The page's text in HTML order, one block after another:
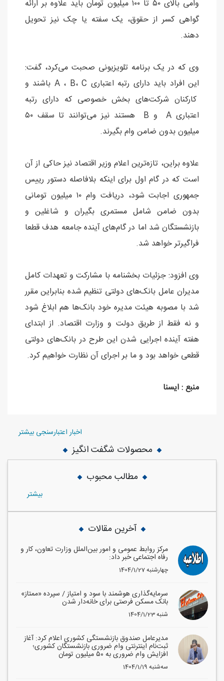
وامی بالای ۵۰ تا ۱۰۰ میلیون تومان باید علاوه بر ارائه
گواهی کسر از حقوق، یک سفته یا چک نیز تحویل
دهند.
وی که در یک برنامه تلویزیونی صحبت می‌کرد، گفت:
این افراد باید دارای رتبه اعتباری A ، B، C باشند و
کارکنان شرکت‌های بخش خصوصی که دارای رتبه
اعتباری A و B هستند نیز می‌توانند تا سقف ۵۰
میلیون بدون ضامن وام بگیرند.
علاوه براین، تازه‌ترین اعلام وزیر اقتصاد نیز حاکی از آن
است که در گام اول برای اینکه بلافاصله دستور رییس
جمهوری اجابت شود، دریافت وام ۱۰ میلیون تومانی
بدون ضامن شامل مستمری بگیران و شاغلین و
بازنشستگان شد اما در گام‌های آینده جامعه هدف قطعا
فراگیرتر خواهد شد.
وی افزود: جزئیات بخشنامه با مشارکت و تعهدات کامل
مدیران عامل بانک‌های دولتی تنظیم شده بنابراین مقرر
شد با مصوبه هیئت مدیره خود بانک‌ها هم ابلاغ شود
و نه فقط از طریق دولت و وزارت اقتصاد. از ابتدای
هفته آینده اجرایی شدن این طرح در بانک‌های دولتی
قطعی خواهد بود و ما بر اجرای آن نظارت خواهیم کرد.
منبع : ایسنا
اخبار اعتبارسنجی بیشتر
محصولات شگفت انگیز
مطالب محبوب
بيشتر
آخرین مقالات
مرکز روابط عمومی و امور بین‌الملل وزارت تعاون، کار و
رفاه اجتماعی خبر داد:
1404/1/27 چهارشنبه
سرمایه‌گذاری هوشمند با سود و امتیاز / سپرده «ممتاز»
بانک مسکن فرصتی برای خانه‌دار شدن
1404/1/23 شنبه
مدیرعامل صندوق بازنشستگی کشوری اعلام کرد: آغاز
ثبت‌نام اینترنتی وام ضروری بازنشستگان کشوری؛
افزایش وام ضروری به ۵۰ میلیون تومان
1404/1/19 سه‌شنبه